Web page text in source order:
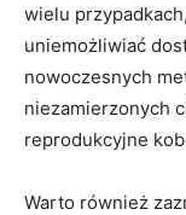
wielu
uniemożliwiać
nowoczesnych
niezamierzonych
reprodukcyjne
Warto również